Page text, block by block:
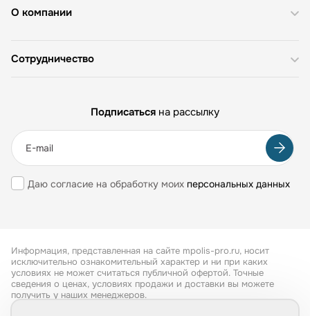
О компании
Сотрудничество
Подписаться на рассылку
Даю согласие на обработку моих персональных данных
Информация, представленная на сайте mpolis-pro.ru, носит
исключительно ознакомительный характер и ни при каких
условиях не может считаться публичной офертой. Точные
сведения о ценах, условиях продажи и доставки вы можете
получить у наших менеджеров.